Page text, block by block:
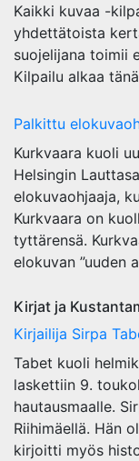
Kaikki kuvaa -
yhdettätoista
suojelijana toimii
Kilpailu alkaa
Palkittu
Kurkvaara kuoli
Helsingin
elokuvaohjaaja,
Kurkvaara on
tyttärensä.
elokuvan ”uuden
Kirjat ja
Kirjailija Sirpa
Tabet kuoli
laskettiin 9.
hautausmaalle.
Riihimäellä. Hän
kirjoitti myös